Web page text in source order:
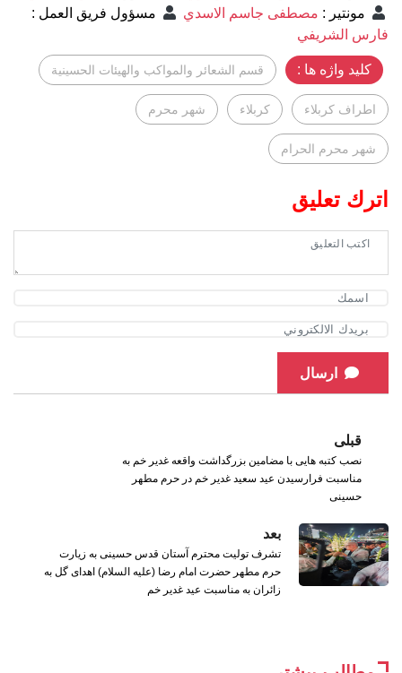
مونتير : مصطفى جاسم الاسدي مسؤول فريق العمل :
فارس الشريفي
کلید واژه ها : قسم الشعائر والمواكب والهيئات الحسينية
اطراف كربلاء كربلاء شهر محرم
شهر محرم الحرام
اترك تعليق
ارسال
قبلی
نصب کتبه هایی با مضامین بزرگداشت واقعه غدیر خم به
مناسبت فرارسیدن عید سعید غدیر خم در حرم مطهر
حسینی
بعد
تشرف تولیت محترم آستان قدس حسینی به زیارت
حرم مطهر حضرت امام رضا (علیه السلام) اهدای گل به
زائران به مناسبت عید غدیر خم